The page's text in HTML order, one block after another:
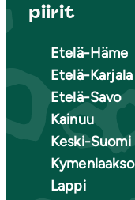
piirit
Etelä-Häme
Etelä-Karjala
Etelä-Savo
Kainuu
Keski-Suomi
Kymenlaakso
Lappi